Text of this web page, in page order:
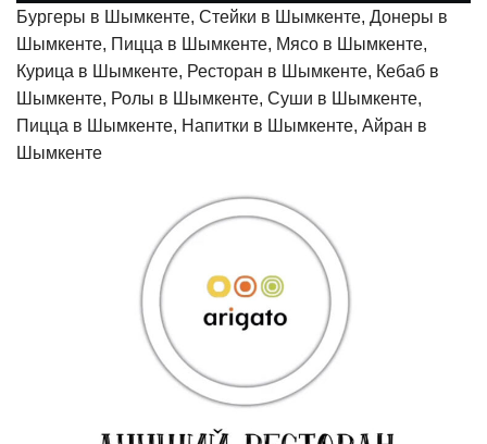
Бургеры в Шымкенте, Стейки в Шымкенте, Донеры в
Шымкенте, Пицца в Шымкенте, Мясо в Шымкенте,
Курица в Шымкенте, Ресторан в Шымкенте, Кебаб в
Шымкенте, Ролы в Шымкенте, Суши в Шымкенте,
Пицца в Шымкенте, Напитки в Шымкенте, Айран в
Шымкенте